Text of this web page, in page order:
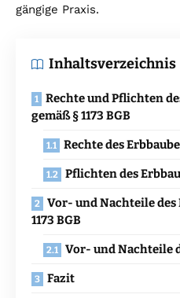
gängige Praxis.
Inhaltsverzeichnis
Rechte und Pflichten
gemäß § 1173 BGB
Rechte des
Pflichten des
Vor- und Nachteile des
1173 BGB
Vor- und Nachteile
Fazit